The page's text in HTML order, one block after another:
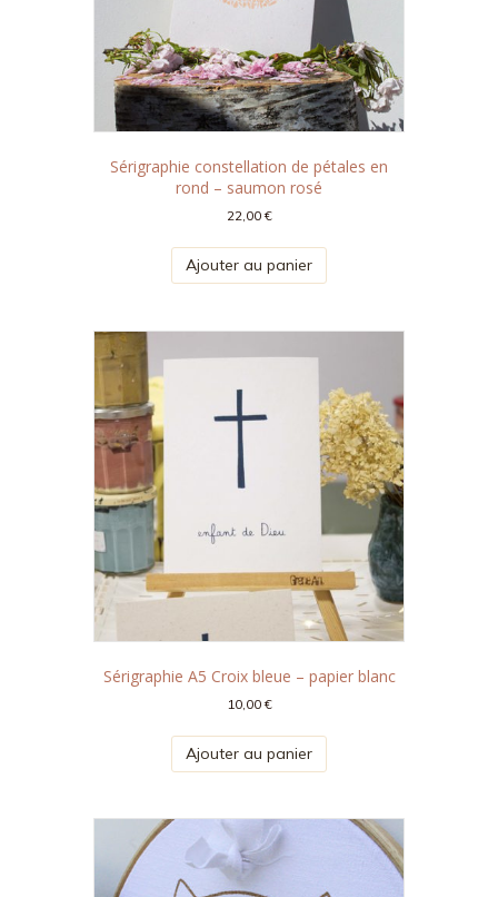
Sérigraphie constellation de pétales en
rond – saumon rosé
22,00€
Ajouter au panier
Sérigraphie A5 Croix bleue – papier blanc
10,00€
Ajouter au panier